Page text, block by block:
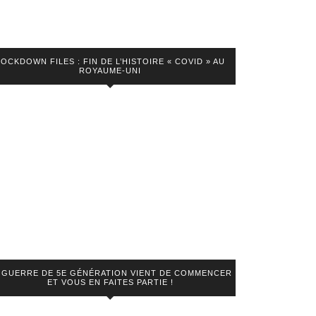
FILES : FIN DE L’HISTOIRE « COVID » AU
ROYAUME-UNI
GUERRE DE 5E GÉNÉRATION VIENT DE COMMENCER
ET VOUS EN FAITES PARTIE !